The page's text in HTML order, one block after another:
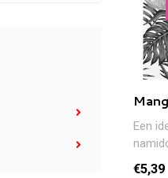
Een
€5,39